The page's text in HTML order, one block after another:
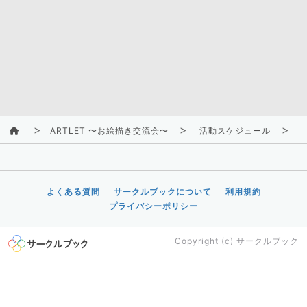
ARTLET 〜お絵描き交流会〜 活動スケジュール
よくある質問 サークルブックについて
利用規約
プライバシーポリシー
Copyright (c) サークルブック